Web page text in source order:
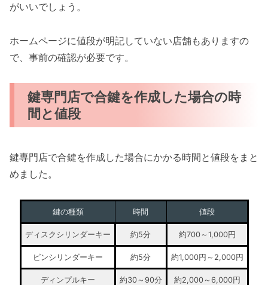
がいいでしょう。
ホームページに値段が明記していない店舗もありますの
で、事前の確認が必要です。
鍵専門店で合鍵を作成した場合の時
間と値段
鍵専門店で合鍵を作成した場合にかかる時間と値段をまと
めました。
鍵の種類 時間 値段
ディスクシリンダーキー 約5分 約700～1,000円
ピンシリンダーキー 約5分 約1,000円～2,000円
ディンプルキー 約30～90分 約2,000～6,000円